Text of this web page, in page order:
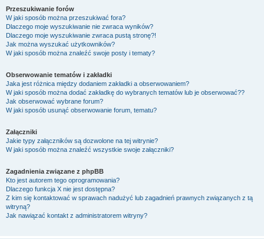
Przeszukiwanie forów
W jaki sposób można przeszukiwać fora?
Dlaczego moje wyszukiwanie nie zwraca wyników?
Dlaczego moje wyszukiwanie zwraca pustą stronę?!
Jak można wyszukać użytkowników?
W jaki sposób można znaleźć swoje posty i tematy?
Obserwowanie tematów i zakładki
Jaka jest różnica między dodaniem zakładki a obserwowaniem?
W jaki sposób można dodać zakładkę do wybranych tematów lub je obserwować??
Jak obserwować wybrane forum?
W jaki sposób usunąć obserwowanie forum, tematu?
Załączniki
Jakie typy załączników są dozwolone na tej witrynie?
W jaki sposób można znaleźć wszystkie swoje załączniki?
Zagadnienia związane z phpBB
Kto jest autorem tego oprogramowania?
Dlaczego funkcja X nie jest dostępna?
Z kim się kontaktować w sprawach nadużyć lub zagadnień prawnych związanych z tą
witryną?
Jak nawiązać kontakt z administratorem witryny?